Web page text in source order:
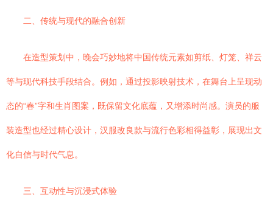
二、传统与现代的融合创新
在造型策划中，晚会巧妙地将中国传统元素如剪纸、灯笼、祥云
等与现代科技手段结合。例如，通过投影映射技术，在舞台上呈现动
态的“春”字和生肖图案，既保留文化底蕴，又增添时尚感。演员的服
装造型也经过精心设计，汉服改良款与流行色彩相得益彰，展现出文
化自信与时代气息。
三、互动性与沉浸式体验